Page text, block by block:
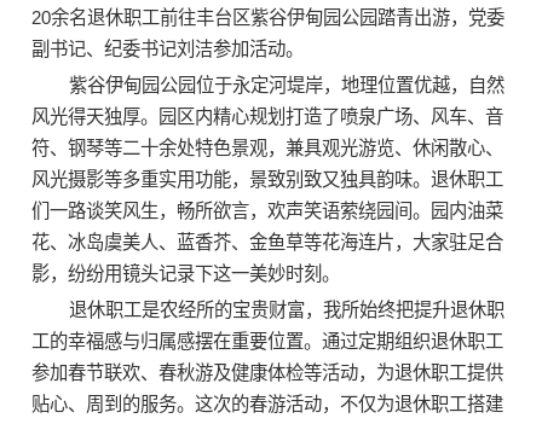
20余名退休职工前往丰台区紫谷伊甸园公园踏青出游，党委
副书记、纪委书记刘洁参加活动。
紫谷伊甸园公园位于永定河堤岸，地理位置优越，自然
风光得天独厚。园区内精心规划打造了喷泉广场、风车、音
符、钢琴等二十余处特色景观，兼具观光游览、休闲散心、
风光摄影等多重实用功能，景致别致又独具韵味。退休职工
们一路谈笑风生，畅所欲言，欢声笑语萦绕园间。园内油菜
花、冰岛虞美人、蓝香芥、金鱼草等花海连片，大家驻足合
影，纷纷用镜头记录下这一美妙时刻。
退休职工是农经所的宝贵财富，我所始终把提升退休职
工的幸福感与归属感摆在重要位置。通过定期组织退休职工
参加春节联欢、春秋游及健康体检等活动，为退休职工提供
贴心、周到的服务。这次的春游活动，不仅为退休职工搭建